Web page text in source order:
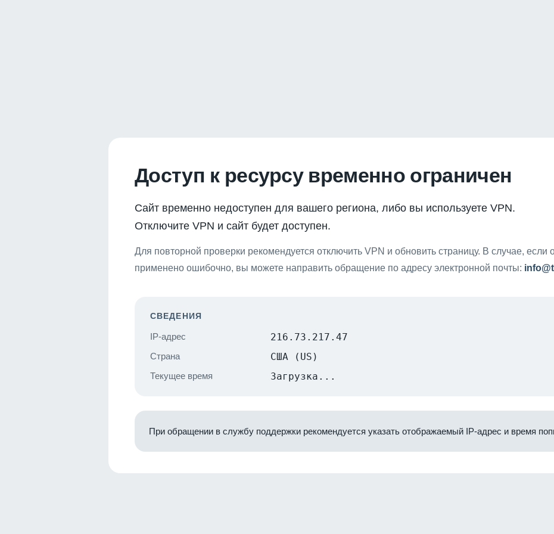
Доступ к ресурсу временно ограничен
Сайт временно недоступен для вашего региона, либо вы используете VPN.
Отключите VPN и сайт будет доступен.
Для повторной проверки рекомендуется отключить VPN и обновить страницу. В случае, если
применено ошибочно, вы можете направить обращение по адресу электронной почты:
СВЕДЕНИЯ
IP-адрес 216.73.217.47
Страна США (US)
Текущее время Загрузка...
При обращении в службу поддержки рекомендуется указать отображаемый IP-адрес и время